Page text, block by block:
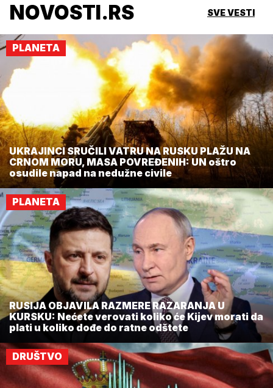
NOVOSTI.RS SVE VESTI
PLANETA
UKRAJINCI SRUČILI VATRU NA RUSKU PLAŽU NA
CRNOM MORU, MASA POVREĐENIH: UN oštro
osudile napad na nedužne civile
PLANETA
RUSIJA OBJAVILA RAZMERE RAZARANJA U
KURSKU: Nećete verovati koliko će Kijev morati da
plati u koliko dođe do ratne odštete
DRUŠTVO